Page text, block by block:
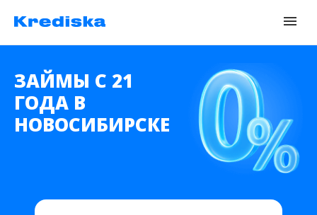
ЗАЙМЫ С 21
ГОДА В
НОВОСИБИРСКЕ